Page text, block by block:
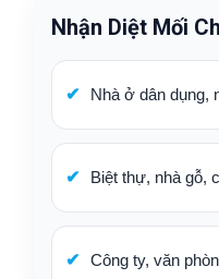
Nhận Diệt Mối
Nhà ở dân dụng,
Biệt thự, nhà gỗ,
Công ty, văn